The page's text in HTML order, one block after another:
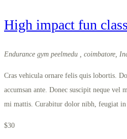
High impact fun
Endurance gym peelmedu , coimbatore,
Cras vehicula ornare felis quis lobortis.
accumsan ante. Donec suscipit neque vel
mi mattis. Curabitur dolor nibh, feugiat in
$30